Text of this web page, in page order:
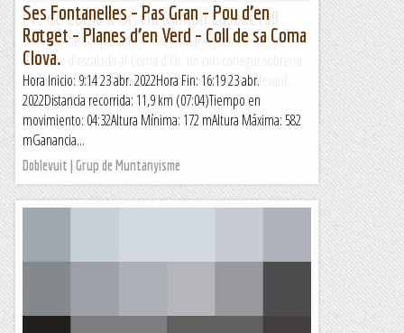
Pic de Coma d'Or, via Ramon Casadevall
Durant la tardor passada em va arribar aquesta ressenya
d'una via d'escalada al Coma d'Or, un cim conegut sobretot
per ser un clàssic de l'esquí de muntanya, situat a llevant...
Muntanyenc
Ses Fontanelles – Pas Gran – Pou d’en
Rotget – Planes d’en Verd – Coll de sa Coma
Clova.
Hora Inicio: 9:14 23 abr. 2022Hora Fin: 16:19 23 abr.
2022Distancia recorrida: 11,9 km (07:04)Tiempo en
movimiento: 04:32Altura Mínima: 172 mAltura Máxima: 582
mGanancia...
Doblevuit | Grup de Muntanyisme